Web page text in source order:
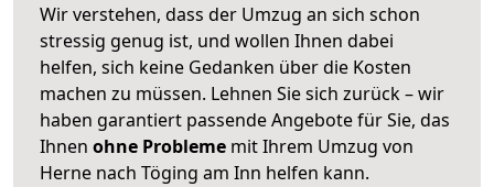
Wir verstehen, dass der Umzug an sich schon
stressig genug ist, und wollen Ihnen dabei
helfen, sich keine Gedanken über die Kosten
machen zu müssen. Lehnen Sie sich zurück – wir
haben garantiert passende Angebote für Sie, das
Ihnen ohne Probleme mit Ihrem Umzug von
Herne nach Töging am Inn helfen kann.